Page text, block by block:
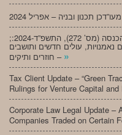
;מעו”דכן מיסים – חוק לתיקון פקודת מס הכנסה (מס’ 272), התשפ”ד-2024:
עולים חדשים ותושבים
חוזרים ותיקים – »
Tax Client Update – “Green
Rulings for Venture Capital
Corporate Law Legal Update –
Companies Traded on Certain